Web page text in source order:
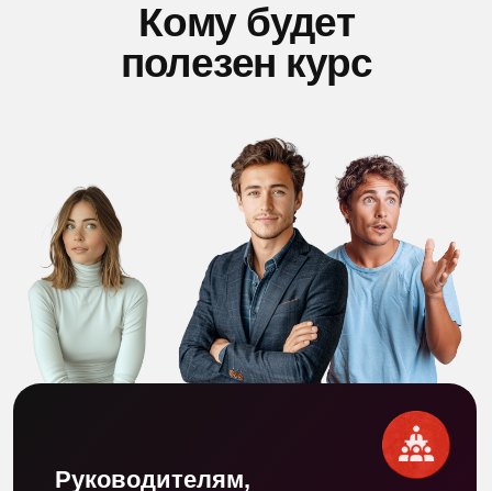
мотивировать подчиненных и располагать
к себе коллег и партнеров.
Начинающим
актерам
Погрузитесь в творческую атмосферу,
сможете понять, насколько вам подходит
эта профессия и получите хорошую базу
для поступления на актерский факультет.